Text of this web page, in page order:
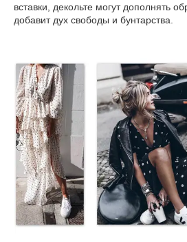
вставки, декольте могут дополнять
добавит дух свободы и бунтарства.